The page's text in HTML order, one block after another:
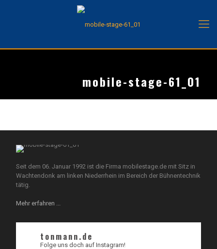
mobile-stage-61_01
Seit dem 06. Januar 1992 ist die Firma mobilestage.de mit Sitz in
Wachtendonk am linken Niederrhein im Bereich der Bühnentechnik
tätig.
Mehr erfahren ...
tonmann.de
Folge uns doch auf Instagram!